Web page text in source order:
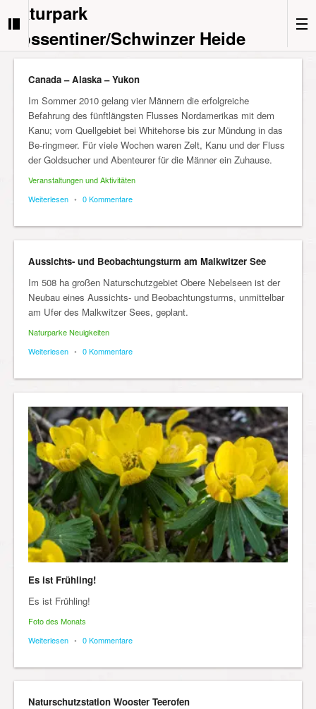
Naturpark
Nossentiner/Schwinzer Heide
Canada – Alaska – Yukon
Im Sommer 2010 gelang vier Männern die erfolgreiche
Befahrung des fünftlängsten Flusses Nordamerikas mit dem
Kanu; vom Quellgebiet bei Whitehorse bis zur Mündung in das
Be-ringmeer. Für viele Wochen waren Zelt, Kanu und der Fluss
der Goldsucher und Abenteurer für die Männer ein Zuhause.
Veranstaltungen und Aktivitäten
Weiterlesen • 0 Kommentare
Aussichts- und Beobachtungsturm am Malkwitzer See
Im 508 ha großen Naturschutzgebiet Obere Nebelseen ist der
Neubau eines Aussichts- und Beobachtungsturms, unmittelbar
am Ufer des Malkwitzer Sees, geplant.
Naturparke Neuigkeiten
Weiterlesen • 0 Kommentare
Es ist Frühling!
Es ist Frühling!
Foto des Monats
Weiterlesen • 0 Kommentare
Naturschutzstation Wooster Teerofen